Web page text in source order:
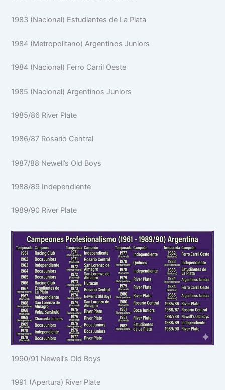
1983 (Nacional) Estudiantes de La Plata
1984 (Metropolitano) Argentinos Juniors
1984 (Nacional) Ferro Carril Oeste
1985 (Nacional) Argentinos Juniors
1985/86 River Plate
1986/87 Rosario Central
1987/88 Newell’s Old Boys
1988/89 Independiente
1989/90 River Plate
1990/91 Newell’s Old Boys
1991 (Apertura) River Plate